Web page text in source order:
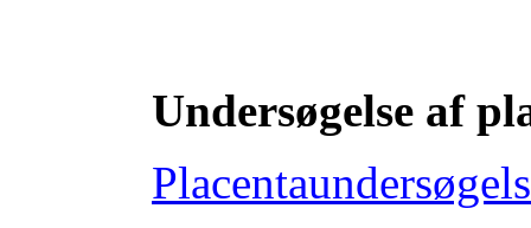
Undersøgelse af